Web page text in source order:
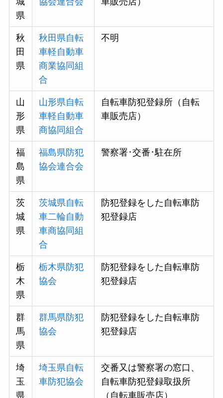
県
秋
田
県
秋田県自転
車軽自動車
商業協同組
合
不明
山
形
県
山形県自転
車軽自動車
商協同組合
自転車防犯登録所（自転
車販売店）
福
島
県
福島県防犯
協会連合会
警察署･交番･駐在所
茨
城
県
茨城県自転
車二輪自動
車商協同組
合
防犯登録をした自転車防
犯登録店
栃
木
県
栃木県防犯
協会
防犯登録をした自転車防
犯登録店
群
馬
県
群馬県防犯
協会
防犯登録をした自転車防
犯登録店
埼
玉
県
埼玉県自転
車防犯協会
交番又は警察署の窓口、
自転車防犯登録取扱所
（自転車販売店）